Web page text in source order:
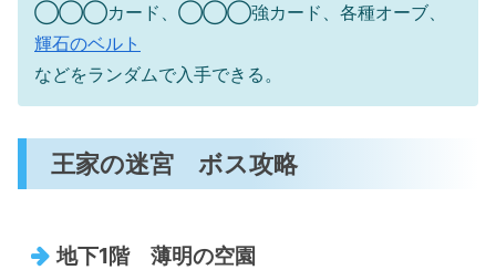
◯◯◯カード、◯◯◯強カード、各種オーブ、
輝石のベルト
などをランダムで入手できる。
王家の迷宮 ボス攻略
地下1階 薄明の空園